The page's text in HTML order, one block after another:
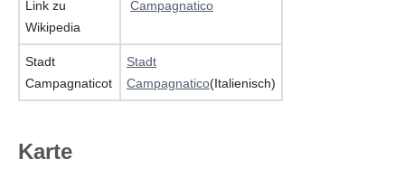
Link zu
Wikipedia
Campagnatico
Stadt
Campagnaticot
Stadt
Campagnatico(Italienisch)
Karte